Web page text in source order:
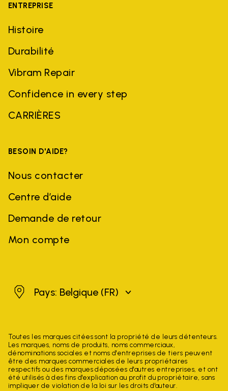
ENTREPRISE
Histoire
Durabilité
Vibram Repair
Confidence in every step
CARRIÈRES
BESOIN D'AIDE?
Nous contacter
Centre d’aide
Demande de retour
Mon compte
BelgiquePays: Belgique (FR)
Toutes les marques citées sont la propriété de leurs détenteurs.
Les marques, noms de produits, noms commerciaux,
dénominations sociales et noms d'entreprises de tiers peuvent
être des marques commerciales de leurs propriétaires
respectifs ou des marques déposées d'autres entreprises, et ont
été utilisés à des fins d'explication au profit du propriétaire, sans
impliquer de violation de la loi sur les droits d'auteur.